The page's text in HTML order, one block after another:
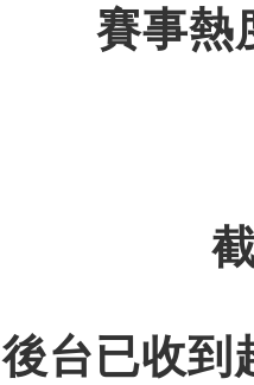
賽事熱
後台已收